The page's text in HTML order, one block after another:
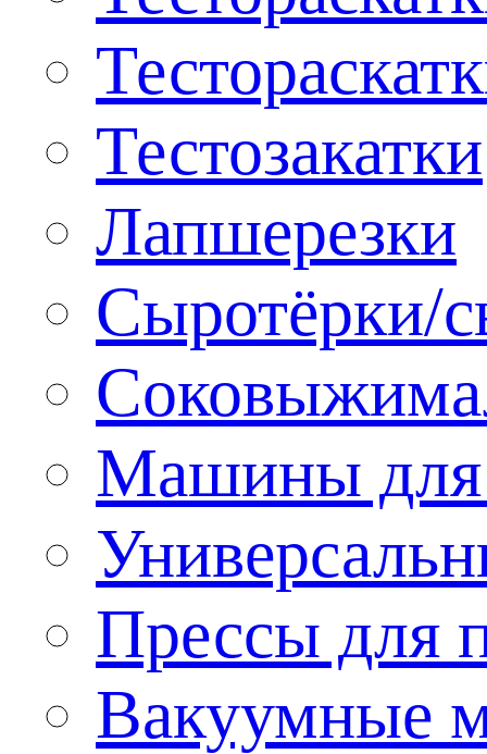
Тестозакатки
Лапшерезки
Сыротёрки/
Машины для
Прессы для
Вакуумные